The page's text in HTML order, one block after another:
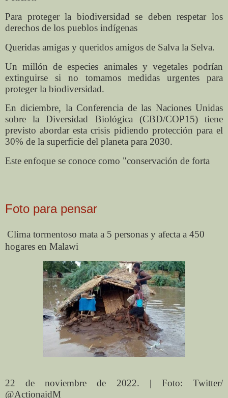
Para proteger la biodiversidad se deben respetar los
derechos de los pueblos indígenas
Queridas amigas y queridos amigos de Salva la Selva.
Un millón de especies animales y vegetales podrían
extinguirse si no tomamos medidas urgentes para
proteger la biodiversidad.
En diciembre, la Conferencia de las Naciones Unidas
sobre la Diversidad Biológica (CBD/COP15) tiene
previsto abordar esta crisis pidiendo protección para el
30% de la superficie del planeta para 2030.
Este enfoque se conoce como "conservación de forta
Foto para pensar
Clima tormentoso mata a 5 personas y afecta a 450
hogares en Malawi
22 de noviembre de 2022. | Foto: Twitter/
@ActionaidM